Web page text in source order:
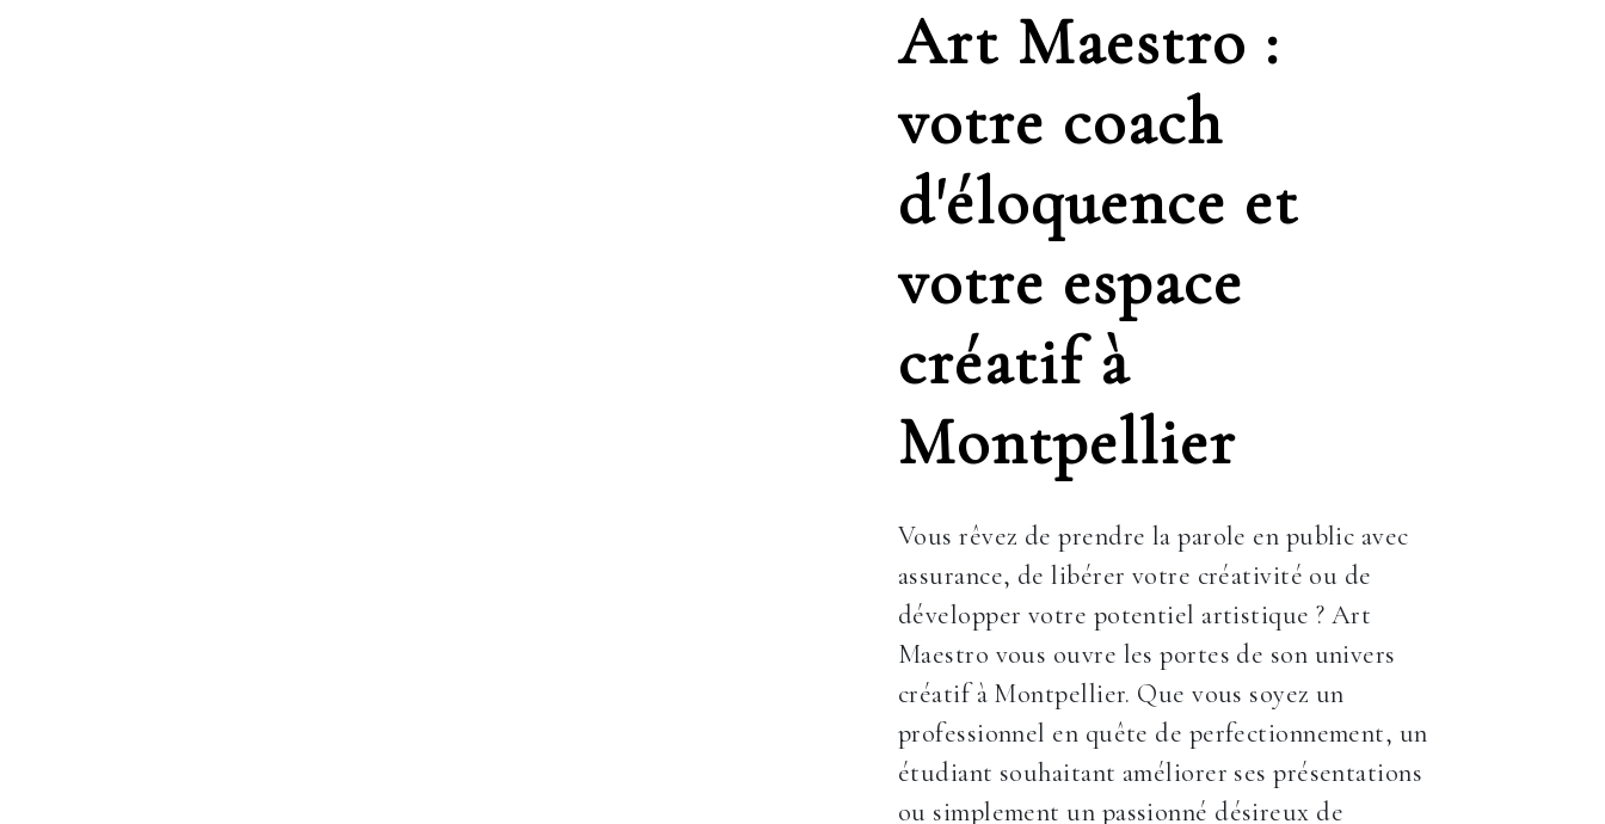
Art Maestro :
votre coach
d'éloquence et
votre espace
créatif à
Montpellier
Vous rêvez de prendre la parole en public avec
assurance, de libérer votre créativité ou de
développer votre potentiel artistique ? Art
Maestro vous ouvre les portes de son univers
créatif à Montpellier. Que vous soyez un
professionnel en quête de perfectionnement, un
étudiant souhaitant améliorer ses présentations
ou simplement un passionné désireux de